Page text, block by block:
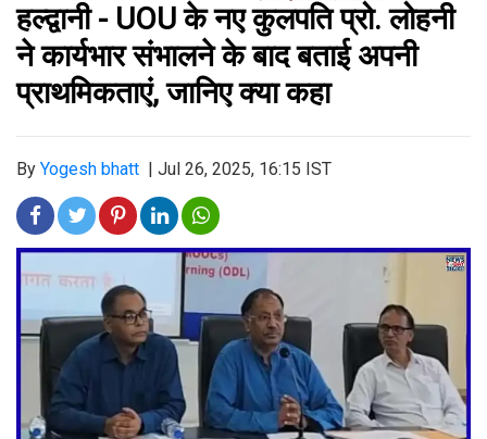
हल्द्वानी - UOU के नए कुलपति प्रो. लोहनी
ने कार्यभार संभालने के बाद बताई अपनी
प्राथमिकताएं, जानिए क्या कहा
By Yogesh bhatt Jul 26, 2025, 16:15 IST